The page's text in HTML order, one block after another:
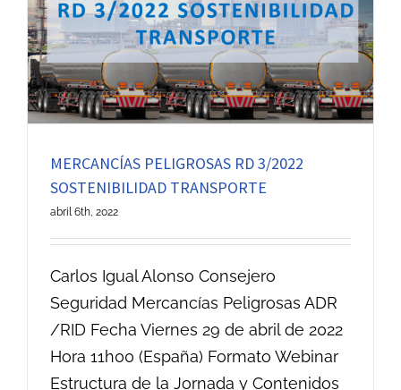
MERCANCÍAS PELIGROSAS RD 3/2022
SOSTENIBILIDAD TRANSPORTE
abril 6th, 2022
Carlos Igual Alonso Consejero
Seguridad Mercancías Peligrosas ADR
/RID Fecha Viernes 29 de abril de 2022
Hora 11h00 (España) Formato Webinar
Estructura de la Jornada y Contenidos